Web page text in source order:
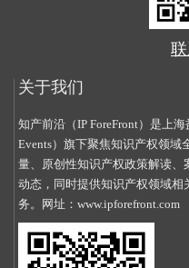
关于我们
知产前沿（IP ForeFront）是上
Events）旗下聚焦知识产权领域
量、原创性知识产权政策解读
动态，同时提供知识产权领域
务。网址： www.ipforefront.com